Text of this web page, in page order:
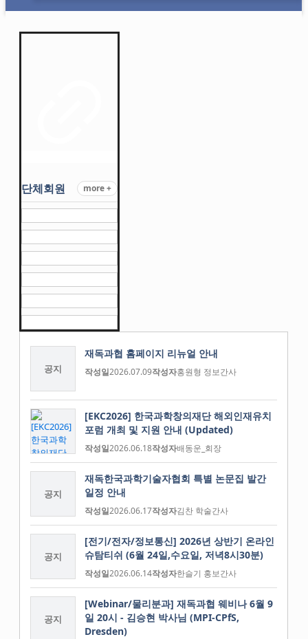
단체회원 more +
공지
재독과협 홈페이지 리뉴얼 안내
작성일2026.07.09작성자홍원형 정보간사
[EKC2026] 한국과학창의재단 해외인재유치
포럼 개최 및 지원 안내 (Updated)
작성일2026.06.18작성자배동운_회장
공지
재독한국과학기술자협회 특별 논문집 발간
일정 안내
작성일2026.06.17작성자김찬 학술간사
공지
[전기/전자/정보통신] 2026년 상반기 온라인
슈탐티쉬 (6월 24일,수요일, 저녁8시30분)
작성일2026.06.14작성자한슬기 홍보간사
공지
[Webinar/물리분과] 재독과협 웨비나 6월 9
일 20시 - 김승현 박사님 (MPI-CPfS,
Dresden)